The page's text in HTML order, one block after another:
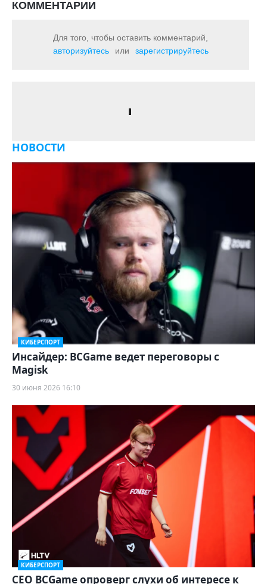
КОММЕНТАРИИ
Для того, чтобы оставить комментарий,
авторизуйтесь
или зарегистрируйтесь
НОВОСТИ
КИБЕРСПОРТ
Инсайдер: BCGame ведет переговоры с
Magisk
30 июня 2026 16:10
КИБЕРСПОРТ
CEO BCGame опроверг слухи об интересе к